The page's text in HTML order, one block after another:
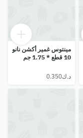
مينتوس غمير أكشن نانو
10 قطع * 1.75 جم